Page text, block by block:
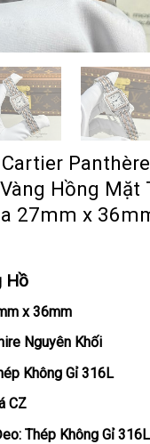
Hồng Mặt
27mm x
Hồ
x 36mm
Nguyên Khối
Không Gỉ 316L
CZ
Thép Không Gỉ 316L